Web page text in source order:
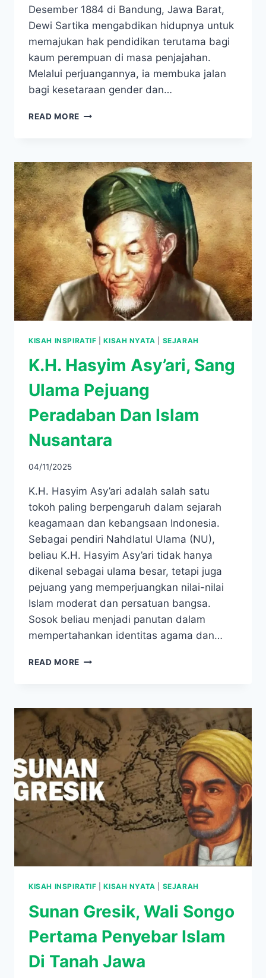
Desember 1884 di Bandung, Jawa Barat,
Dewi Sartika mengabdikan hidupnya untuk
memajukan hak pendidikan terutama bagi
kaum perempuan di masa penjajahan.
Melalui perjuangannya, ia membuka jalan
bagi kesetaraan gender dan…
READ MORE DEWI
PERINTIS
PENDIDIKAN
PEREMPUAN
INDONESIA
KISAH INSPIRATIF |KISAH NYATA SEJARAH
K.H. Hasyim Asy’ari, Sang
Ulama Pejuang
Peradaban Dan Islam
Nusantara
04/11/2025
K.H. Hasyim Asy’ari adalah salah satu
tokoh paling berpengaruh dalam sejarah
keagamaan dan kebangsaan Indonesia.
Sebagai pendiri Nahdlatul Ulama (NU),
beliau K.H. Hasyim Asy’ari tidak hanya
dikenal sebagai ulama besar, tetapi juga
pejuang yang memperjuangkan nilai-nilai
Islam moderat dan persatuan bangsa.
Sosok beliau menjadi panutan dalam
mempertahankan identitas agama dan…
READ MORE K.H.
ULAMA
PEJUANG
PERADABAN
DAN
ISLAM
NUSANTARA
KISAH INSPIRATIF |KISAH NYATA SEJARAH
Sunan Gresik, Wali Songo
Pertama Penyebar Islam
Di Tanah Jawa